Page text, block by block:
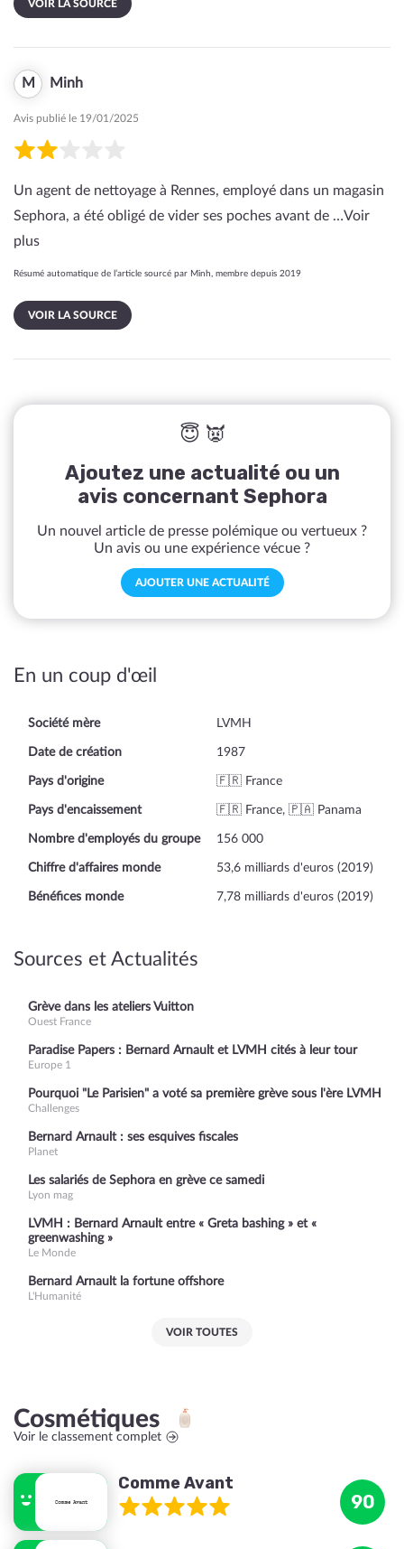
VOIR LA SOURCE
M Minh
Avis publié le 19/01/2025
Un agent de nettoyage à Rennes, employé dans un magasin
Sephora, a été obligé de vider ses poches avant de …Voir
plus
Résumé automatique de l’article sourcé par Minh, membre depuis 2019
VOIR LA SOURCE
😇 👿
Ajoutez une actualité ou un
avis concernant Sephora
Un nouvel article de presse polémique ou vertueux ?
Un avis ou une expérience vécue ?
AJOUTER UNE ACTUALITÉ
En un coup d'œil
Société mère LVMH
Date de création 1987
Pays d'origine 🇫🇷 France
Pays d'encaissement 🇫🇷 France, 🇵🇦 Panama
Nombre d'employés du groupe 156 000
Chiffre d'affaires monde 53,6 milliards d'euros (2019)
Bénéfices monde 7,78 milliards d'euros (2019)
Sources et Actualités
Grève dans les ateliers Vuitton
Ouest France
Paradise Papers : Bernard Arnault et LVMH cités à leur tour
Europe 1
Pourquoi "Le Parisien" a voté sa première grève sous l'ère LVMH
Challenges
Bernard Arnault : ses esquives fiscales
Planet
Les salariés de Sephora en grève ce samedi
Lyon mag
LVMH : Bernard Arnault entre « Greta bashing » et «
greenwashing »
Le Monde
Bernard Arnault la fortune offshore
L'Humanité
VOIR TOUTES
Cosmétiques
Voir le classement complet
Comme Avant
90